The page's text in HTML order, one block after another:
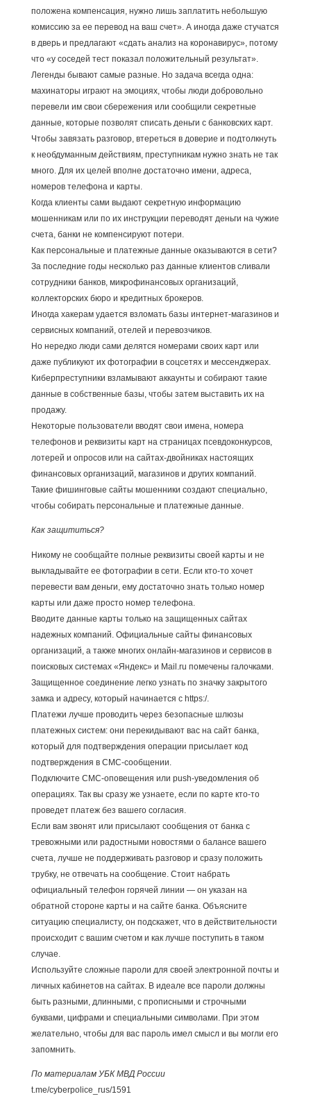
положена компенсация, нужно лишь заплатить небольшую
комиссию за ее перевод на ваш счет». А иногда даже стучатся
в дверь и предлагают «сдать анализ на коронавирус», потому
что «у соседей тест показал положительный результат».
Легенды бывают самые разные. Но задача всегда одна:
махинаторы играют на эмоциях, чтобы люди добровольно
перевели им свои сбережения или сообщили секретные
данные, которые позволят списать деньги с банковских карт.
Чтобы завязать разговор, втереться в доверие и подтолкнуть
к необдуманным действиям, преступникам нужно знать не так
много. Для их целей вполне достаточно имени, адреса,
номеров телефона и карты.
Когда клиенты сами выдают секретную информацию
мошенникам или по их инструкции переводят деньги на чужие
счета, банки не компенсируют потери.
Как персональные и платежные данные оказываются в сети?
За последние годы несколько раз данные клиентов сливали
сотрудники банков, микрофинансовых организаций,
коллекторских бюро и кредитных брокеров.
Иногда хакерам удается взломать базы интернет-магазинов и
сервисных компаний, отелей и перевозчиков.
Но нередко люди сами делятся номерами своих карт или
даже публикуют их фотографии в соцсетях и мессенджерах.
Киберпреступники взламывают аккаунты и собирают такие
данные в собственные базы, чтобы затем выставить их на
продажу.
Некоторые пользователи вводят свои имена, номера
телефонов и реквизиты карт на страницах псевдоконкурсов,
лотерей и опросов или на сайтах-двойниках настоящих
финансовых организаций, магазинов и других компаний.
Такие фишинговые сайты мошенники создают специально,
чтобы собирать персональные и платежные данные.
Как защититься?
Никому не сообщайте полные реквизиты своей карты и не
выкладывайте ее фотографии в сети. Если кто-то хочет
перевести вам деньги, ему достаточно знать только номер
карты или даже просто номер телефона.
Вводите данные карты только на защищенных сайтах
надежных компаний. Официальные сайты финансовых
организаций, а также многих онлайн-магазинов и сервисов в
поисковых системах «Яндекс» и Mail.ru помечены галочками.
Защищенное соединение легко узнать по значку закрытого
замка и адресу, который начинается с https:/.
Платежи лучше проводить через безопасные шлюзы
платежных систем: они перекидывают вас на сайт банка,
который для подтверждения операции присылает код
подтверждения в СМС-сообщении.
Подключите СМС-оповещения или push-уведомления об
операциях. Так вы сразу же узнаете, если по карте кто-то
проведет платеж без вашего согласия.
Если вам звонят или присылают сообщения от банка с
тревожными или радостными новостями о балансе вашего
счета, лучше не поддерживать разговор и сразу положить
трубку, не отвечать на сообщение. Стоит набрать
официальный телефон горячей линии — он указан на
обратной стороне карты и на сайте банка. Объясните
ситуацию специалисту, он подскажет, что в действительности
происходит с вашим счетом и как лучше поступить в таком
случае.
Используйте сложные пароли для своей электронной почты и
личных кабинетов на сайтах. В идеале все пароли должны
быть разными, длинными, с прописными и строчными
буквами, цифрами и специальными символами. При этом
желательно, чтобы для вас пароль имел смысл и вы могли его
запомнить.
По материалам УБК МВД России
t.me/cyberpolice_rus/1591